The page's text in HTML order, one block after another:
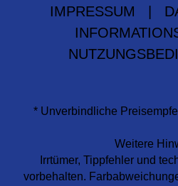
IMPRESSUM
* Unverbindliche
Weitere
Irrtümer, Tippfehler und
vorbehalten.